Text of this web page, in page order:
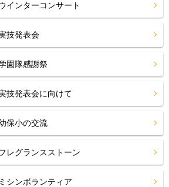
インターコンサート
技発表会
園隊感謝祭
技発表会に向けて
保小の交流
レグランスストーン
シンボランティア